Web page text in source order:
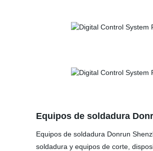
Equipos de soldadura
Equipos de soldadura Donrun
soldadura y equipos de corte,